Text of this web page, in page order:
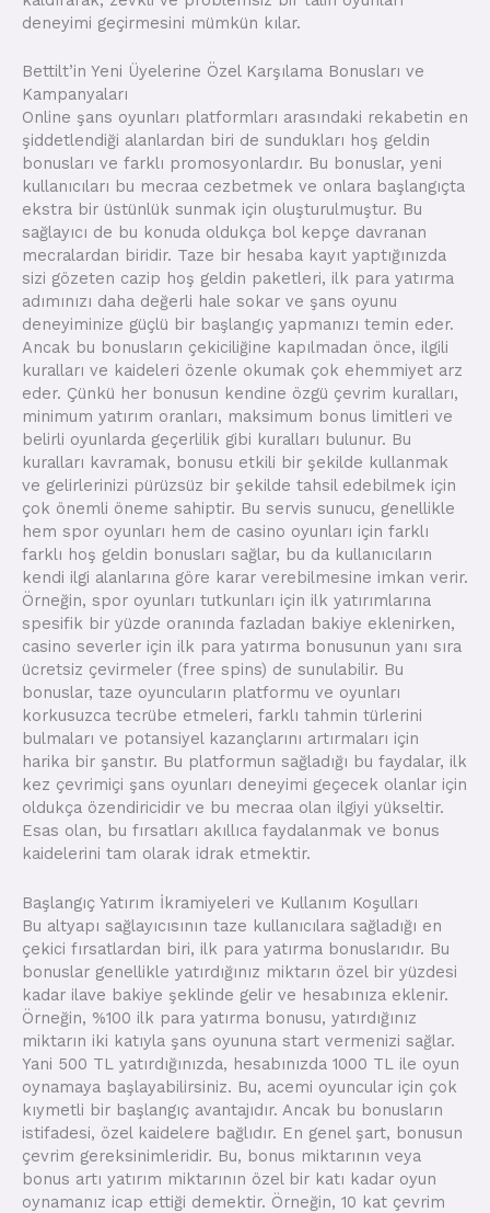
deneyimi geçirmesini mümkün kılar.
Bettilt’in Yeni Üyelerine Özel Karşılama Bonusları ve
Kampanyaları
Online şans oyunları platformları arasındaki rekabetin en
şiddetlendiği alanlardan biri de sundukları hoş geldin
bonusları ve farklı promosyonlardır. Bu bonuslar, yeni
kullanıcıları bu mecraa cezbetmek ve onlara başlangıçta
ekstra bir üstünlük sunmak için oluşturulmuştur. Bu
sağlayıcı de bu konuda oldukça bol kepçe davranan
mecralardan biridir. Taze bir hesaba kayıt yaptığınızda
sizi gözeten cazip hoş geldin paketleri, ilk para yatırma
adımınızı daha değerli hale sokar ve şans oyunu
deneyiminize güçlü bir başlangıç yapmanızı temin eder.
Ancak bu bonusların çekiciliğine kapılmadan önce, ilgili
kuralları ve kaideleri özenle okumak çok ehemmiyet arz
eder. Çünkü her bonusun kendine özgü çevrim kuralları,
minimum yatırım oranları, maksimum bonus limitleri ve
belirli oyunlarda geçerlilik gibi kuralları bulunur. Bu
kuralları kavramak, bonusu etkili bir şekilde kullanmak
ve gelirlerinizi pürüzsüz bir şekilde tahsil edebilmek için
çok önemli öneme sahiptir. Bu servis sunucu, genellikle
hem spor oyunları hem de casino oyunları için farklı
farklı hoş geldin bonusları sağlar, bu da kullanıcıların
kendi ilgi alanlarına göre karar verebilmesine imkan verir.
Örneğin, spor oyunları tutkunları için ilk yatırımlarına
spesifik bir yüzde oranında fazladan bakiye eklenirken,
casino severler için ilk para yatırma bonusunun yanı sıra
ücretsiz çevirmeler (free spins) de sunulabilir. Bu
bonuslar, taze oyuncuların platformu ve oyunları
korkusuzca tecrübe etmeleri, farklı tahmin türlerini
bulmaları ve potansiyel kazançlarını artırmaları için
harika bir şanstır. Bu platformun sağladığı bu faydalar, ilk
kez çevrimiçi şans oyunları deneyimi geçecek olanlar için
oldukça özendiricidir ve bu mecraa olan ilgiyi yükseltir.
Esas olan, bu fırsatları akıllıca faydalanmak ve bonus
kaidelerini tam olarak idrak etmektir.
Başlangıç Yatırım İkramiyeleri ve Kullanım Koşulları
Bu altyapı sağlayıcısının taze kullanıcılara sağladığı en
çekici fırsatlardan biri, ilk para yatırma bonuslarıdır. Bu
bonuslar genellikle yatırdığınız miktarın özel bir yüzdesi
kadar ilave bakiye şeklinde gelir ve hesabınıza eklenir.
Örneğin, %100 ilk para yatırma bonusu, yatırdığınız
miktarın iki katıyla şans oyununa start vermenizi sağlar.
Yani 500 TL yatırdığınızda, hesabınızda 1000 TL ile oyun
oynamaya başlayabilirsiniz. Bu, acemi oyuncular için çok
kıymetli bir başlangıç avantajıdır. Ancak bu bonusların
istifadesi, özel kaidelere bağlıdır. En genel şart, bonusun
çevrim gereksinimleridir. Bu, bonus miktarının veya
bonus artı yatırım miktarının özel bir katı kadar oyun
oynamanız icap ettiği demektir. Örneğin, 10 kat çevrim